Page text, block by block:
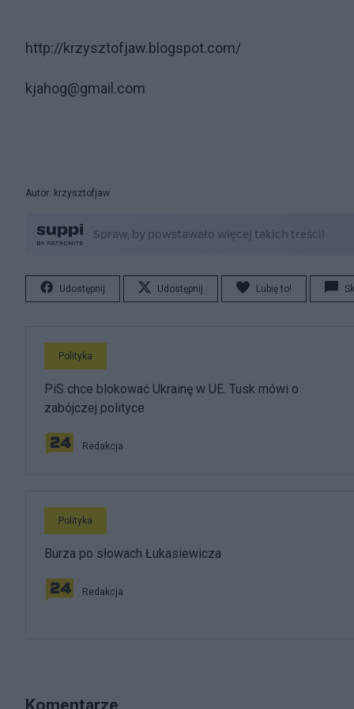
http://krzysztofjaw.blogspot.com/
kjahog@gmail.com
Autor: krzysztofjaw
Udostępnij Udostępnij Lubię to!
Polityka
PiS chce blokować Ukrainę w UE. Tusk mówi o
zabójczej polityce
Redakcja
Polityka
Burza po słowach Łukasiewicza
Redakcja
Komentarze